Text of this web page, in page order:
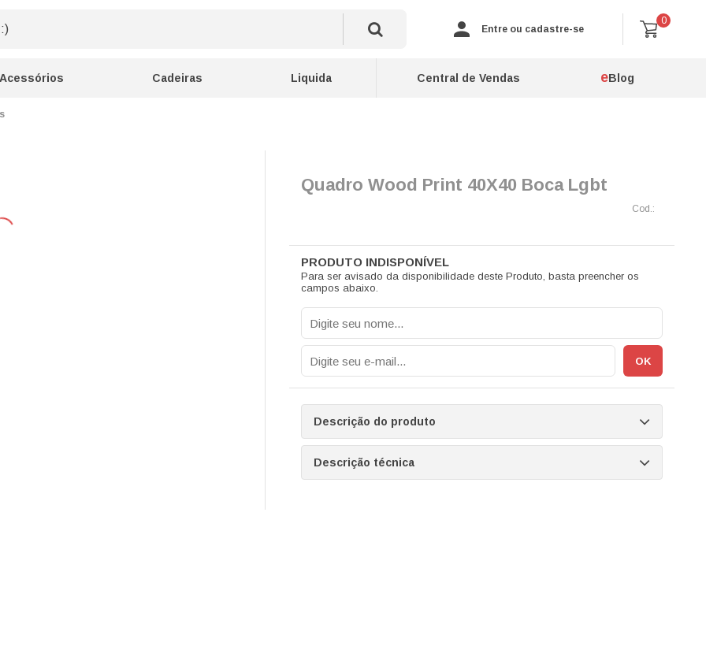
0
Entre ou cadastre-se
Acessórios Cadeiras Liquida Central de Vendas eBlog
Quadro Wood Print 40X40 Boca Lgbt
Para ser avisado da disponibilidade deste Produto, basta preencher os
campos abaixo.
Descrição do produto
Descrição técnica